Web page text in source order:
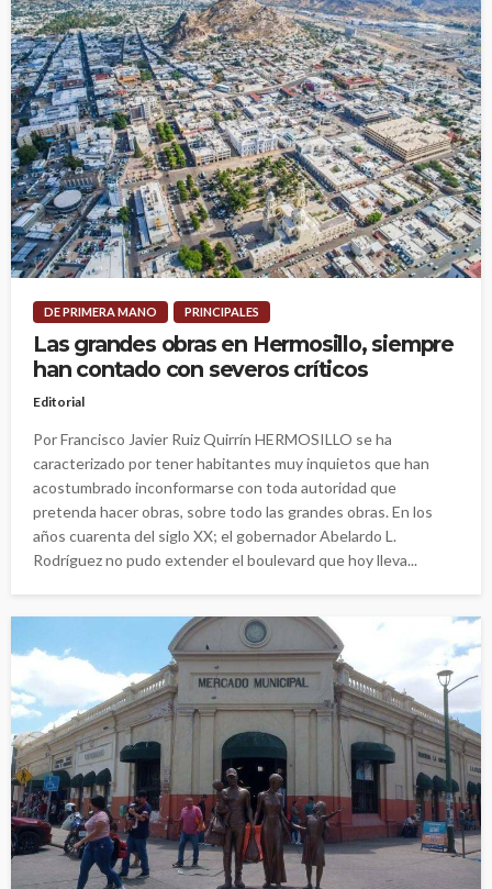
DE PRIMERA MANO PRINCIPALES
Las grandes obras en Hermosillo, siempre
han contado con severos críticos
Editorial
Por Francisco Javier Ruiz Quirrín HERMOSILLO se ha
caracterizado por tener habitantes muy inquietos que han
acostumbrado inconformarse con toda autoridad que
pretenda hacer obras, sobre todo las grandes obras. En los
años cuarenta del siglo XX; el gobernador Abelardo L.
Rodríguez no pudo extender el boulevard que hoy lleva...